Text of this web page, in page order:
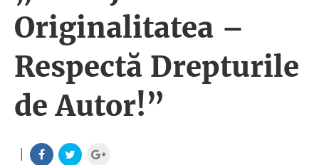
Originalitatea –
Respectă Drepturile
de Autor!”
|